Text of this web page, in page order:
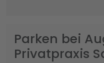
Parken bei
Privatpraxis